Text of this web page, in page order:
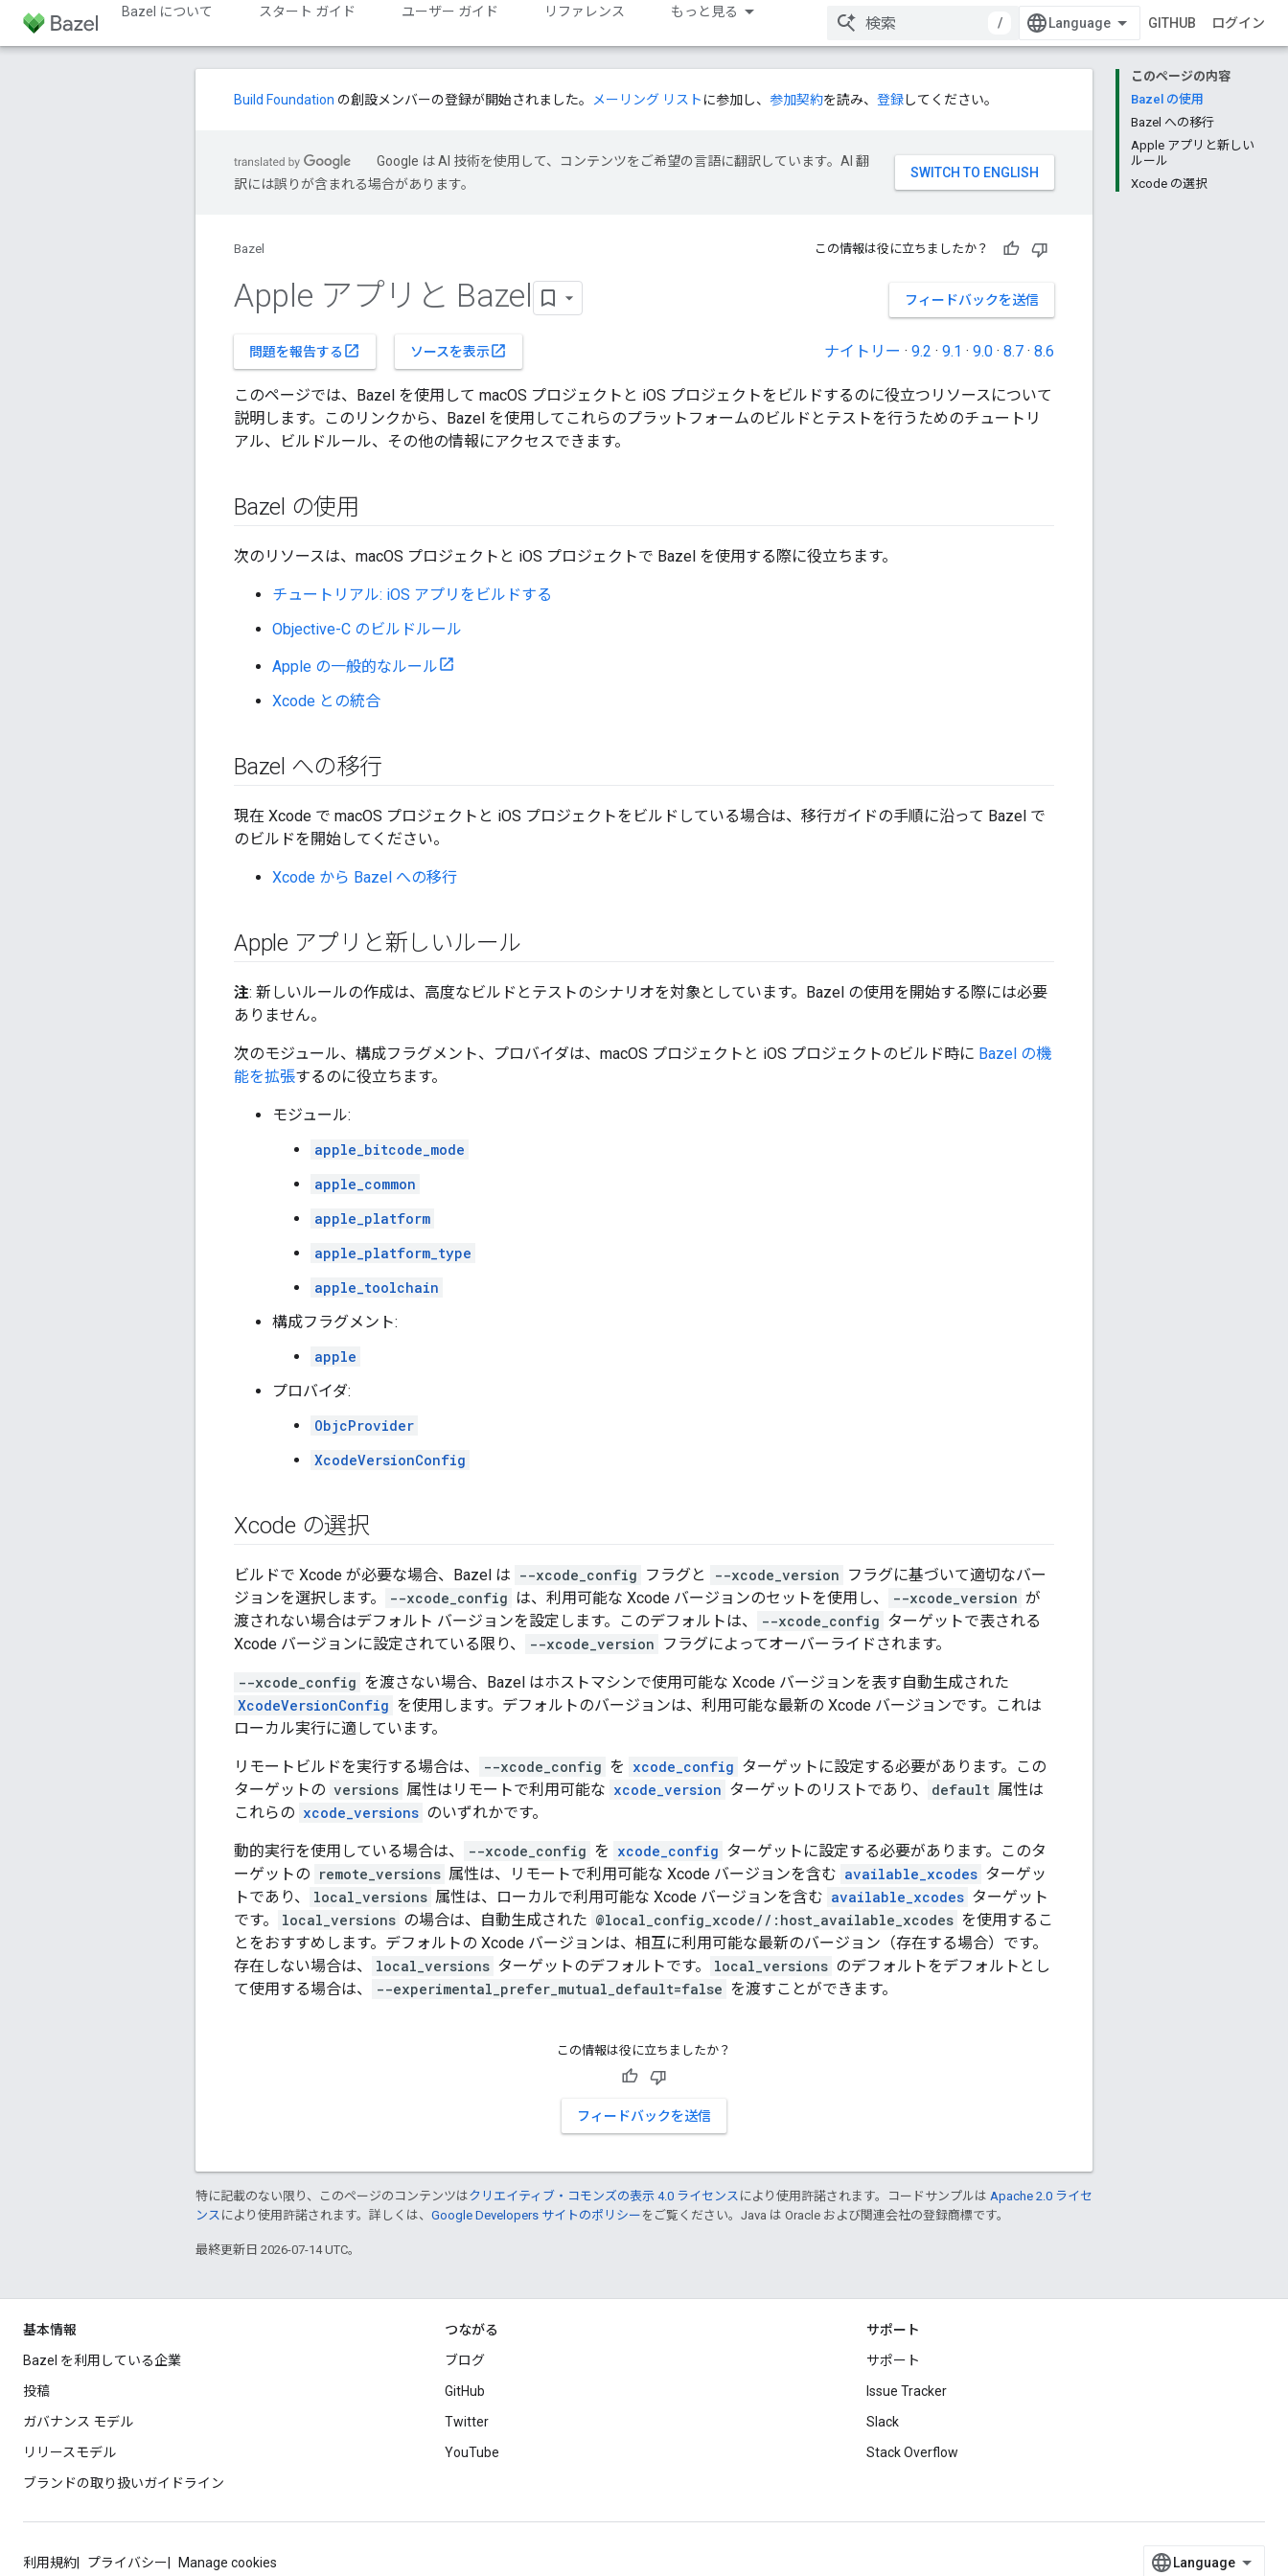
Bazel について スタート ガイド ユーザー ガイド リファレンス もっと見る
/ GITHUB ログイン
このページの内容
Bazel の使用
Bazel への移行
Apple アプリと新しい
ルール
Xcode の選択
Build Foundation の創設メンバーの登録が開始されました。 メーリング リスト に参加し、 参加契約を読み、 登録してください。
Google は AI 技術を使用して、コンテンツをご希望の言語に翻訳しています。AI 翻
訳には誤りが含まれる場合があります。
Bazel この情報は役に立ちましたか？
フィードバックを送信
Apple アプリと Bazel
問題を報告する open_in_new ソースを表示open_in_new ナイトリー · 9.2 · 9.1 · 9.0 · 8.7 · 8.6
このページでは、Bazel を使用して macOS プロジェクトと iOS プロジェクトをビルドするのに役立つリソースについて
説明します。このリンクから、Bazel を使用してこれらのプラットフォームのビルドとテストを行うためのチュートリ
アル、ビルドルール、その他の情報にアクセスできます。
Bazel の使用
次のリソースは、macOS プロジェクトと iOS プロジェクトで Bazel を使用する際に役立ちます。
チュートリアル: iOS アプリをビルドする
Objective-C のビルドルール
Apple の一般的なルール
Xcode との統合
Bazel への移行
現在 Xcode で macOS プロジェクトと iOS プロジェクトをビルドしている場合は、移行ガイドの手順に沿って Bazel で
のビルドを開始してください。
Xcode から Bazel への移行
Apple アプリと新しいルール
注: 新しいルールの作成は、高度なビルドとテストのシナリオを対象としています。Bazel の使用を開始する際には必要
ありません。
次のモジュール、構成フラグメント、プロバイダは、macOS プロジェクトと iOS プロジェクトのビルド時に Bazel の機
能を拡張するのに役立ちます。
モジュール:
apple_bitcode_mode
apple_common
apple_platform
apple_platform_type
apple_toolchain
構成フラグメント:
apple
プロバイダ:
ObjcProvider
XcodeVersionConfig
Xcode の選択
ビルドで Xcode が必要な場合、Bazel は --xcode_config フラグと --xcode_version フラグに基づいて適切なバー
ジョンを選択します。
--xcode_config は、利用可能な Xcode バージョンのセットを使用し、 --xcode_version が
渡されない場合はデフォルト バージョンを設定します。このデフォルトは、
--xcode_config ターゲットで表される
Xcode バージョンに設定されている限り、
--xcode_version フラグによってオーバーライドされます。
--xcode_config を渡さない場合、Bazel はホストマシンで使用可能な Xcode バージョンを表す自動生成された
XcodeVersionConfig を使用します。デフォルトのバージョンは、利用可能な最新の Xcode バージョンです。これは
ローカル実行に適しています。
リモートビルドを実行する場合は、 --xcode_config を xcode_config ターゲットに設定する必要があります。この
ターゲットの versions 属性はリモートで利用可能な xcode_version ターゲットのリストであり、 default 属性は
これらの xcode_versions のいずれかです。
動的実行を使用している場合は、 --xcode_config を xcode_config ターゲットに設定する必要があります。このタ
ーゲットの remote_versions 属性は、リモートで利用可能な Xcode バージョンを含む available_xcodes ターゲッ
トであり、
local_versions 属性は、ローカルで利用可能な Xcode バージョンを含む available_xcodes ターゲット
です。
local_versions の場合は、自動生成された @local_config_xcode//:host_available_xcodes を使用するこ
とをおすすめします。デフォルトの Xcode バージョンは、相互に利用可能な最新のバージョン（存在する場合）です。
存在しない場合は、
local_versions ターゲットのデフォルトです。 local_versions のデフォルトをデフォルトとし
て使用する場合は、
--experimental_prefer_mutual_default=false を渡すことができます。
この情報は役に立ちましたか？
フィードバックを送信
特に記載のない限り、このページのコンテンツはクリエイティブ・コモンズの表示 4.0 ライセンス により使用許諾されます。コードサンプルは Apache 2.0 ライセ
ンス により使用許諾されます。詳しくは、 Google Developers サイトのポリシー をご覧ください。Java は Oracle および関連会社の登録商標です。
最終更新日 2026-07-14 UTC。
基本情報
Bazel を利用している企業
投稿
ガバナンス モデル
リリースモデル
ブランドの取り扱いガイドライン
つながる
ブログ
GitHub
Twitter
YouTube
サポート
サポート
Issue Tracker
Slack
Stack Overflow
利用規約 プライバシー Manage cookies